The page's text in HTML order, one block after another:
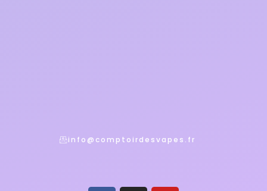
info@comptoirdesvapes.fr